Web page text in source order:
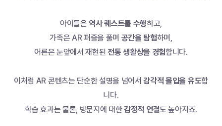
아이들은 역사 퀘스트를 수행하고,
가족은 AR 퍼즐을 풀며 공간을 탐험하며,
어른은 눈앞에서 재현된 전통 생활상을 경험합니다.
이처럼 AR 콘텐츠는 단순한 설명을 넘어서 감각적 몰입을 유도합
니다.
학습 효과는 물론, 방문지에 대한 감정적 연결도 높아지죠.